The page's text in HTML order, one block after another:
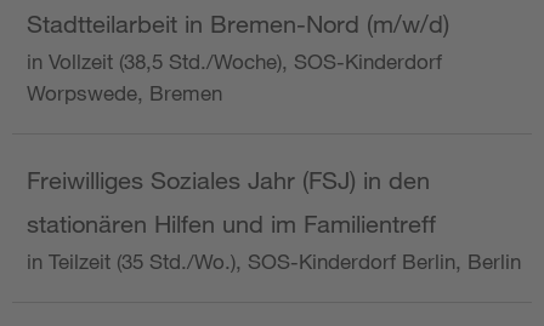
Stadtteilarbeit in Bremen-Nord (m/w/d)
in Vollzeit (38,5 Std./Woche), SOS-Kinderdorf
Worpswede, Bremen
Freiwilliges Soziales Jahr (FSJ) in den
stationären Hilfen und im Familientreff
in Teilzeit (35 Std./Wo.), SOS-Kinderdorf Berlin, Berlin